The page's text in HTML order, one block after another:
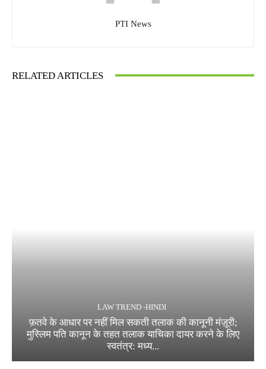
PTI News
RELATED ARTICLES
LAW TREND -HINDI
फ़तवे के आधार पर नहीं मिल सकती तलाक की कानूनी मंज़ूरी;
मुस्लिम पति कानून के तहत तलाक याचिका दायर करने के लिए
स्वतंत्र: मध्य...